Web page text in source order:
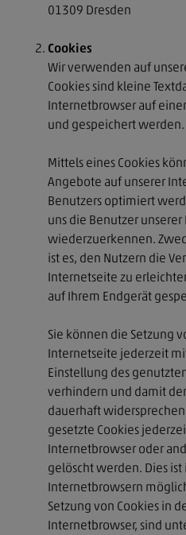
01309 Dresden
Cookies
Wir verwenden auf
Cookies sind kleine
Internetbrowser auf
und gespeichert werden.
Mittels eines Cookies
Angebote auf unserer
Benutzers optimiert
uns die Benutzer
wiederzuerkennen.
ist es, den Nutzern die
Internetseite zu
auf Ihrem Endgerät
Sie können die Setzung
Internetseite jederzeit
Einstellung des
verhindern und damit
dauerhaft
gesetzte Cookies
Internetbrowser oder
gelöscht werden. Dies
Internetbrowsern
Setzung von Cookies in
Internetbrowser, sind